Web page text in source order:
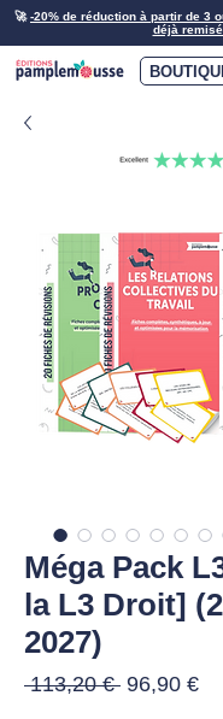
🚀-20% de réduction à partir de 3
déjà
Méga Pack
la L3 Droit]
2027)
113,20 € Prix
96,90 €Prix